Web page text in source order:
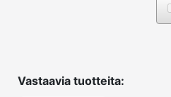
Vastaavia tuotteita: